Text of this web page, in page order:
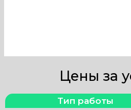
Цены за
Тип работы